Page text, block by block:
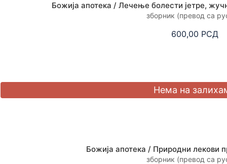
Божија апотека / Лечење болести јетре,
зборник (превод са
600,00 РСД
Божија апотека / Природни лекови
зборник (превод са